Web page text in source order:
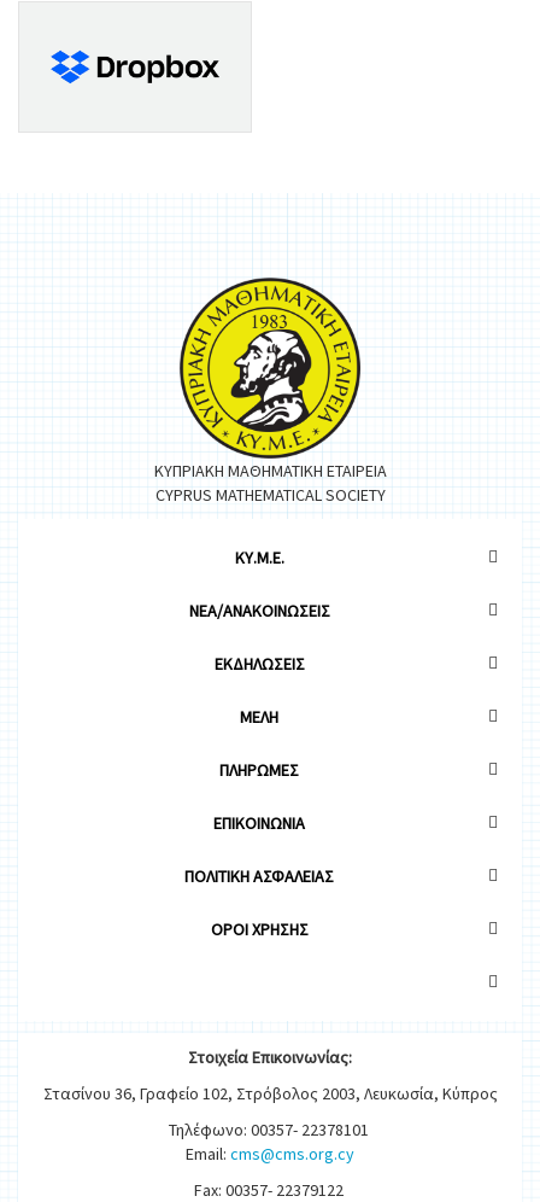
ΚΥΠΡΙΑΚΗ ΜΑΘΗΜΑΤΙΚΗ ΕΤΑΙΡΕΙΑ
CYPRUS MATHEMATICAL SOCIETY
ΚΥ.Μ.Ε.
ΝΕΑ/ΑΝΑΚΟΙΝΩΣΕΙΣ
ΕΚΔΗΛΩΣΕΙΣ
ΜΕΛΗ
ΠΛΗΡΩΜΕΣ
ΕΠΙΚΟΙΝΩΝΙΑ
ΠΟΛΙΤΙΚΗ ΑΣΦΑΛΕΙΑΣ
OΡΟΙ ΧΡΗΣΗΣ
ΣτοιχείαΕπικοινωνίας:
Στασίνου 36, Γραφείο 102, Στρόβολος 2003, Λευκωσία, Κύπρος
Τηλέφωνο: 00357- 22378101
Email: cms@cms.org.cy
Fax: 00357- 22379122